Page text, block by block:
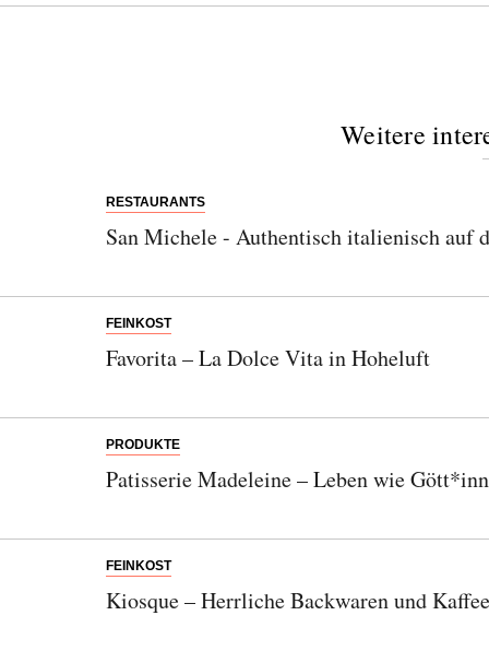
Weitere
RESTAURANTS
San Michele - Authentisch italienisch auf
FEINKOST
Favorita – La Dolce Vita in Hoheluft
PRODUKTE
Patisserie Madeleine – Leben wie
FEINKOST
Kiosque – Herrliche Backwaren und